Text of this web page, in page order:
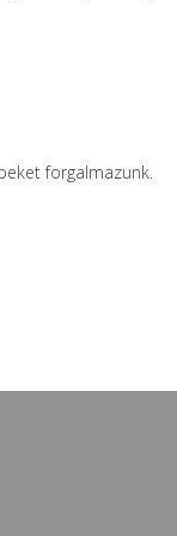
forgalmazunk.